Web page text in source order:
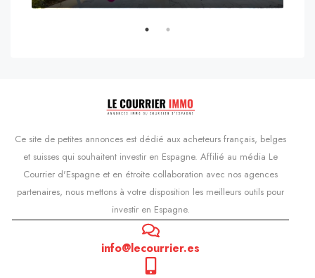
Ce site de petites annonces est dédié aux acheteurs français, belges
et suisses qui souhaitent investir en Espagne. Affilié au média Le
Courrier d'Espagne et en étroite collaboration avec nos agences
partenaires, nous mettons à votre disposition les meilleurs outils pour
investir en Espagne.
info@lecourrier.es